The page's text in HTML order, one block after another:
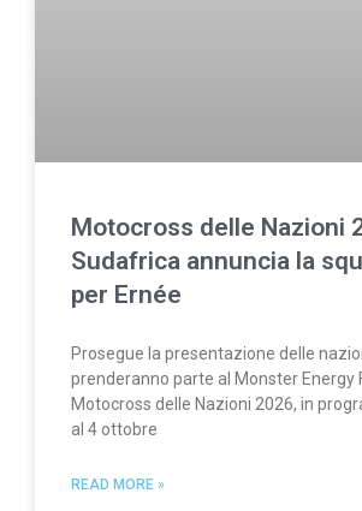
Motocross delle Nazioni
Sudafrica annuncia la
per Ernée
Prosegue la presentazione delle
prenderanno parte al Monster Energy
Motocross delle Nazioni 2026, in
al 4 ottobre
READ MORE »